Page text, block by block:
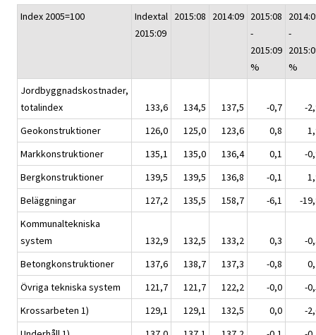
Index 2005=100
Indextal
2015:09
2015:08 2014:09 2015:08
-
2015:09
%
-
%
Jordbyggnadskostnader,
totalindex
133,6 134,5 137,5 -0,7
-
Geokonstruktioner
126,0 125,0 123,6 0,8
Markkonstruktioner
135,1 135,0 136,4 0,1
-
Bergkonstruktioner
139,5 139,5 136,8 -0,1
Beläggningar
127,2 135,5 158,7 -6,1
-
Kommunaltekniska
system
132,9 132,5 133,2 0,3
-
Betongkonstruktioner
137,6 138,7 137,3 -0,8
Övriga tekniska system
121,7 121,7 122,2 -0,0
-
Krossarbeten 1)
129,1 129,1 132,5 0,0
-